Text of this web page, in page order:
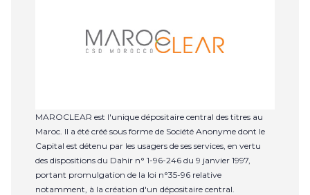
MAROCLEAR est l'unique dépositaire central des titres au
Maroc. Il a été créé sous forme de Société Anonyme dont le
Capital est détenu par les usagers de ses services, en vertu
des dispositions du Dahir n° 1-96-246 du 9 janvier 1997,
portant promulgation de la loi n°35-96 relative
notamment, à la création d'un dépositaire central.